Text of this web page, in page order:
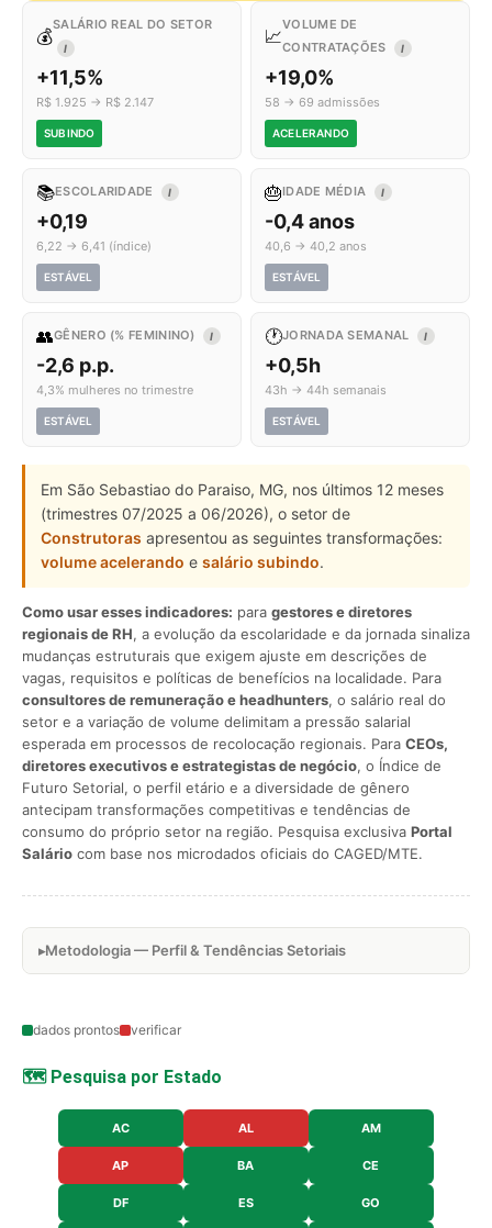
💰
SALÁRIO REAL DO SETOR
I
+11,5%
R$ 1.925 → R$ 2.147
SUBINDO
📈
VOLUME DE
CONTRATAÇÕES
I
+19,0%
58 → 69 admissões
ACELERANDO
📚ESCOLARIDADE I
+0,19
6,22 → 6,41 (índice)
ESTÁVEL
🎂IDADE MÉDIA I
-0,4 anos
40,6 → 40,2 anos
ESTÁVEL
👥GÊNERO (% FEMININO) I
-2,6 p.p.
4,3% mulheres no trimestre
ESTÁVEL
🕐JORNADA SEMANAL I
+0,5h
43h → 44h semanais
ESTÁVEL
Em São Sebastiao do Paraiso, MG, nos últimos 12 meses
(trimestres 07/2025 a 06/2026), o setor de
Construtoras apresentou as seguintes transformações:
volume acelerando e salário subindo.
Como usar esses indicadores: para gestores e diretores
regionais de RH, a evolução da escolaridade e da jornada sinaliza
mudanças estruturais que exigem ajuste em descrições de
vagas, requisitos e políticas de benefícios na localidade. Para
consultores de remuneração e headhunters, o salário real do
setor e a variação de volume delimitam a pressão salarial
esperada em processos de recolocação regionais. Para CEOs,
diretores executivos e estrategistas de negócio, o Índice de
Futuro Setorial, o perfil etário e a diversidade de gênero
antecipam transformações competitivas e tendências de
consumo do próprio setor na região. Pesquisa exclusiva Portal
Salário com base nos microdados oficiais do CAGED/MTE.
Metodologia — Perfil & Tendências Setoriais
dados prontos verificar
🗺️ Pesquisa por Estado
AC AL AM
AP BA CE
DF ES GO